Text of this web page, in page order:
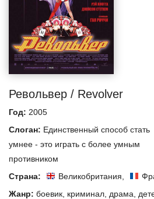
Револьвер / Revolver
Год: 2005
Слоган: Единственный способ стать
умнее - это играть с более умным
противником
Страна:
Великобритания
Жанр: боевик криминал драма